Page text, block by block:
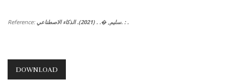
Reference: سليم, �. . (2021). الذكاء الاصطناعي. : .
DOWNLOAD